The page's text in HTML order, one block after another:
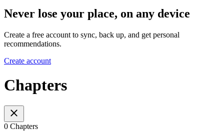
Never lose your place, on any device
Create a free account to sync, back up, and get personal
recommendations.
Create account
Chapters
0 Chapters